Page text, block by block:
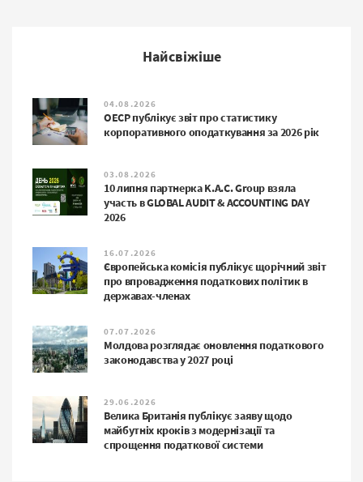
Найсвіжіше
04.08.2026
ОЕСР публікує звіт про статистику
корпоративного оподаткування за 2026 рік
03.08.2026
10 липня партнерка K.A.C. Group взяла
участь в GLOBAL AUDIT & ACCOUNTING DAY
2026
16.07.2026
Європейська комісія публікує щорічний звіт
про впровадження податкових політик в
державах-членах
07.07.2026
Молдова розглядає оновлення податкового
законодавства у 2027 році
29.06.2026
Велика Британія публікує заяву щодо
майбутніх кроків з модернізації та
спрощення податкової системи